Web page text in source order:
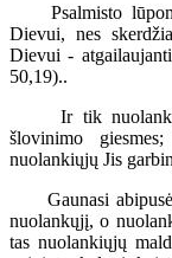
Psalmisto
Dievui, nes
Dievui -
50,19)..
Ir tik nuolankieji
šlovinimo
nuolankiųjų Jis
Gaunasi abipusė
nuolankųjį, o
tas nuolankiųjų